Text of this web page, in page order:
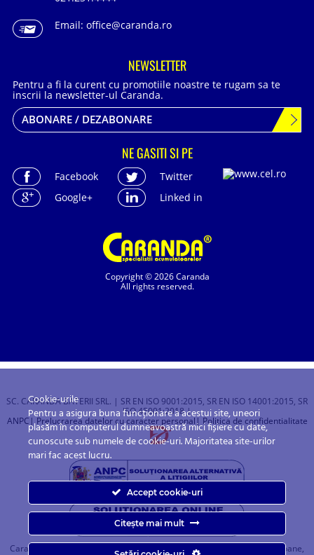
Copyright © 2026 Caranda
All rights reserved.
Email: office@caranda.ro
NEWSLETTER
Pentru a fi la curent cu promotiile noastre te rugam sa te
inscrii la newsletter-ul Caranda.
ABONARE / DEZABONARE
NE GASITI SI PE
Facebook
Twitter
Google+
Linked in
SC. CARANDA BATERII SRL. | SR EN ISO 9001:2015, SR EN ISO 14001:2015, SR
ISO 45001:2018 |
ANPC | Prelucrarea datelor cu caracter personal| Politica de confidentialitate
Caranda.ro este un magazin online cu baterii pentru automobile, camioane,
Cookie-urile
Pentru a asigura buna funcționare a acestui site, uneori
plasăm în computerul dumneavoastră mici fișiere cu date,
cunoscute sub numele de cookie-uri. Majoritatea site-urilor
mari fac acest lucru.
Accept cookie-uri
Citește mai mult